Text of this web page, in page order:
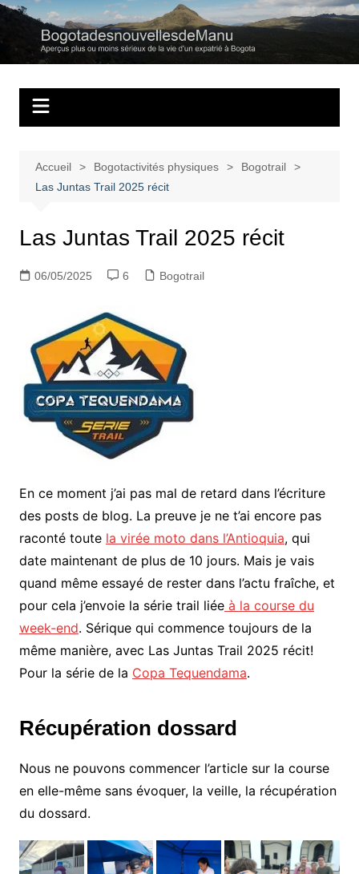
Aller
contenu
Regards personnels sur la vie d’expatrié à Bogota
Accueil Bogotactivités physiques
Bogotrail
Las Juntas Trail 2025 récit
Las Juntas Trail 2025 récit
06/05/2025 6 Bogotrail
En ce moment j’ai pas mal de retard dans l’écriture
des posts de blog. La preuve je ne t’ai encore pas
raconté toute la virée moto dans l’Antioquia, qui
date maintenant de plus de 10 jours. Mais je vais
quand même essayé de rester dans l’actu fraîche, et
pour cela j’envoie la série trail liéeà la course du
week-end. Sérique qui commence toujours de la
même manière, avec Las Juntas Trail 2025 récit!
Pour la série de la Copa Tequendama.
Récupération dossard
Nous ne pouvons commencer l’article sur la course
en elle-même sans évoquer, la veille, la récupération
du dossard.